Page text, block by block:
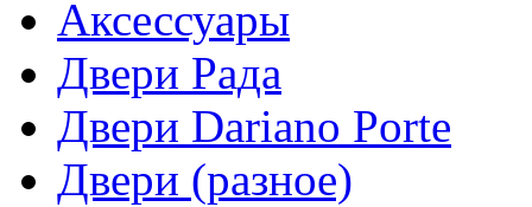
Аксессуары
Двери Рада
Двери Dariano Porte
Двери (разное)